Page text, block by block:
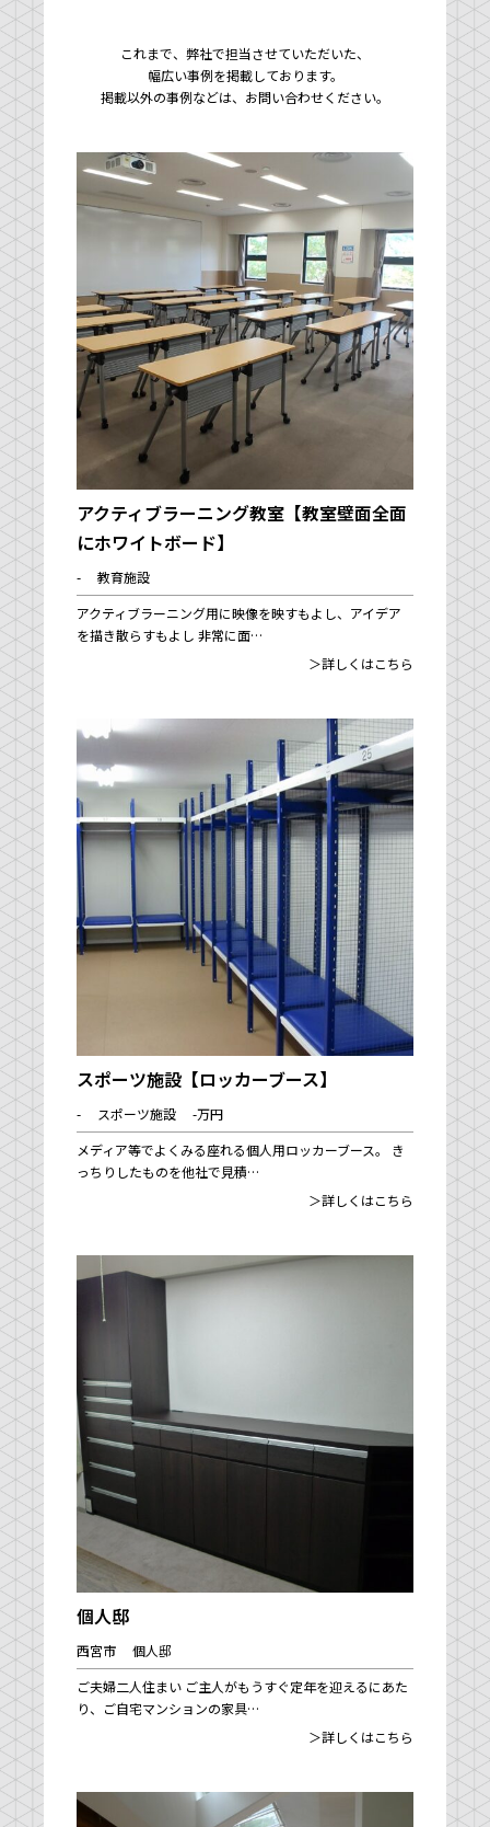
これまで、弊社で担当させていただいた、
幅広い事例を掲載しております。
掲載以外の事例などは、お問い合わせください。
アクティブラーニング教室【教室壁面全面
にホワイトボード】
- 教育施設
アクティブラーニング用に映像を映すもよし、アイデア
を描き散らすもよし 非常に面…
＞詳しくはこちら
スポーツ施設【ロッカーブース】
- スポーツ施設 -万円
メディア等でよくみる座れる個人用ロッカーブース。 き
っちりしたものを他社で見積…
＞詳しくはこちら
個人邸
西宮市 個人邸
ご夫婦二人住まい ご主人がもうすぐ定年を迎えるにあた
り、ご自宅マンションの家具…
＞詳しくはこちら